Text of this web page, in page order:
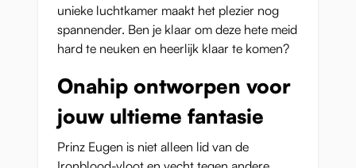
unieke luchtkamer maakt het plezier nog
spannender. Ben je klaar om deze hete meid
hard te neuken en heerlijk klaar te komen?
Onahip ontworpen voor
jouw ultieme fantasie
Prinz Eugen is niet alleen lid van de